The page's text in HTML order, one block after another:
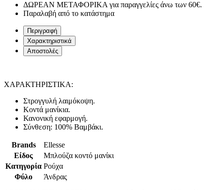
ΔΩΡΕΑΝ ΜΕΤΑΦΟΡΙΚΑ για παραγγελίες άνω των 60€.
Παραλαβή από το κατάστημα
Περιγραφή
Χαρακτηριστικά
Αποστολές
ΧΑΡΑΚΤΗΡΙΣΤΙΚΑ:
Στρογγυλή λαιμόκοψη.
Κοντά μανίκια.
Κανονική εφαρμογή.
Σύνθεση: 100% Βαμβάκι.
Brands
Ellesse
Είδος
Μπλούζα κοντό μανίκι
Κατηγορία Ρούχα
Φύλο
Άνδρας